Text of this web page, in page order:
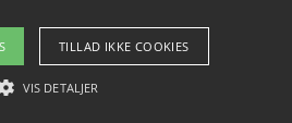
2026 - Pilanto Aps
TILLAD IKKE COOKIES
VIS DETALJER